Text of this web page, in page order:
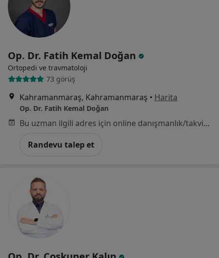
Op. Dr. Fatih Kemal Doğan
Ortopedi ve travmatoloji
73 görüş
Kahramanmaraş, Kahramanmaraş • Harita
Op. Dr. Fatih Kemal Doğan
Bu uzman ilgili adres için online danışmanlık/takvim sunmuyor.
Randevu talep et